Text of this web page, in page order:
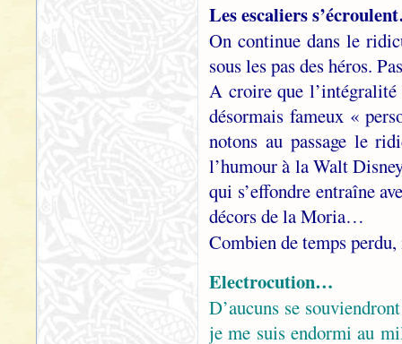
Les escaliers
On continue dans le
sous les pas des héros.
A croire que l’intégralité
désormais fameux «
notons au passage le
l’humour à la Walt
qui s’effondre entraîne
décors de la Moria…
Combien de temps
Electrocution…
D’aucuns se
je me suis endormi au